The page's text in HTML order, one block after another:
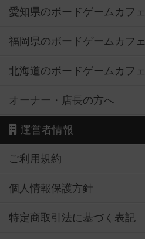
愛知県のボードゲームカフェ
福岡県のボードゲームカフェ
北海道のボードゲームカフェ
オーナー・店長の方へ
運営者情報
ご利用規約
個人情報保護方針
特定商取引法に基づく表記